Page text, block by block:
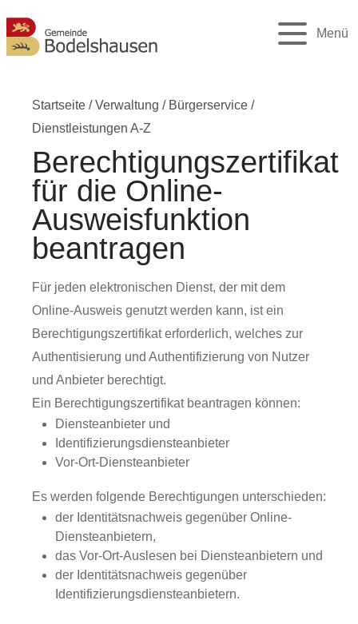
Menü
Startseite /Verwaltung / Bürgerservice /
Dienstleistungen A-Z
Berechtigungszertifikat
für die Online-
Ausweisfunktion
beantragen
Für jeden elektronischen Dienst, der mit dem
Online-Ausweis genutzt werden kann, ist ein
Berechtigungszertifikat erforderlich, welches zur
Authentisierung und Authentifizierung von Nutzer
und Anbieter berechtigt.
Ein Berechtigungszertifikat beantragen können:
Diensteanbieter und
Identifizierungsdiensteanbieter
Vor-Ort-Diensteanbieter
Es werden folgende Berechtigungen unterschieden:
der Identitätsnachweis gegenüber Online-
Diensteanbietern,
das Vor-Ort-Auslesen bei Diensteanbietern und
der Identitätsnachweis gegenüber
Identifizierungsdiensteanbietern.